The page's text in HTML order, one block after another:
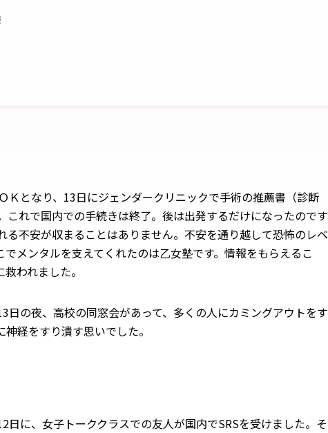
Ｋとなり、13日にジェンダークリニックで手術の推薦書（診断
これで国内での手続きは終了。後は出発するだけになったのです
る不安が収まることはありません。不安を通り越して恐怖のレベ
メンタルを支えてくれたのは乙女塾です。情報をもらえるこ
われました。
日の夜、高校の同窓会があって、多くの人にカミングアウトをす
経をすり潰す思いでした。
日に、女子トーククラスでの友人が国内でSRSを受けました。そ